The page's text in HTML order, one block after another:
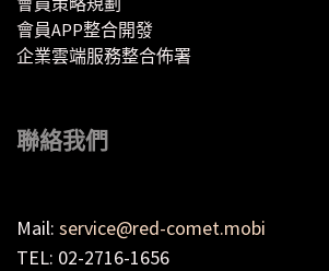
會員APP整合開發
企業雲端服務整合佈署
聯絡我們
Mail: service@red-comet.mobi
TEL: 02-2716-1656